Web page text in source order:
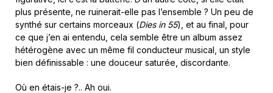
plus présente, ne ruinerait-elle pas l’ensemble ? Un peu de
synthé sur certains morceaux (Dies in 55), et au final, pour
ce que j’en ai entendu, cela semble être un album assez
hétérogène avec un même fil conducteur musical, un style
bien définissable : une douceur saturée, discordante.
Où en étais-je ?.. Ah oui.